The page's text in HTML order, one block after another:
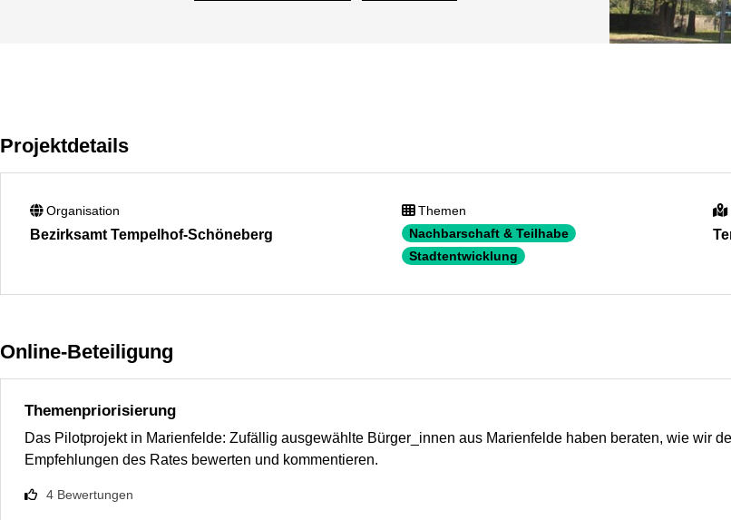
Projektdetails
Organisation
Bezirksamt Tempelhof-Schöneberg
Themen
Nachbarschaft & Teilhabe
Stadtentwicklung
Online-Beteiligung
Themenpriorisierung
Das Pilotprojekt in Marienfelde: Zufällig ausgewählte Bürger_innen aus Marienfelde haben beraten, wie wir
Empfehlungen des Rates bewerten und kommentieren.
4 Bewertungen